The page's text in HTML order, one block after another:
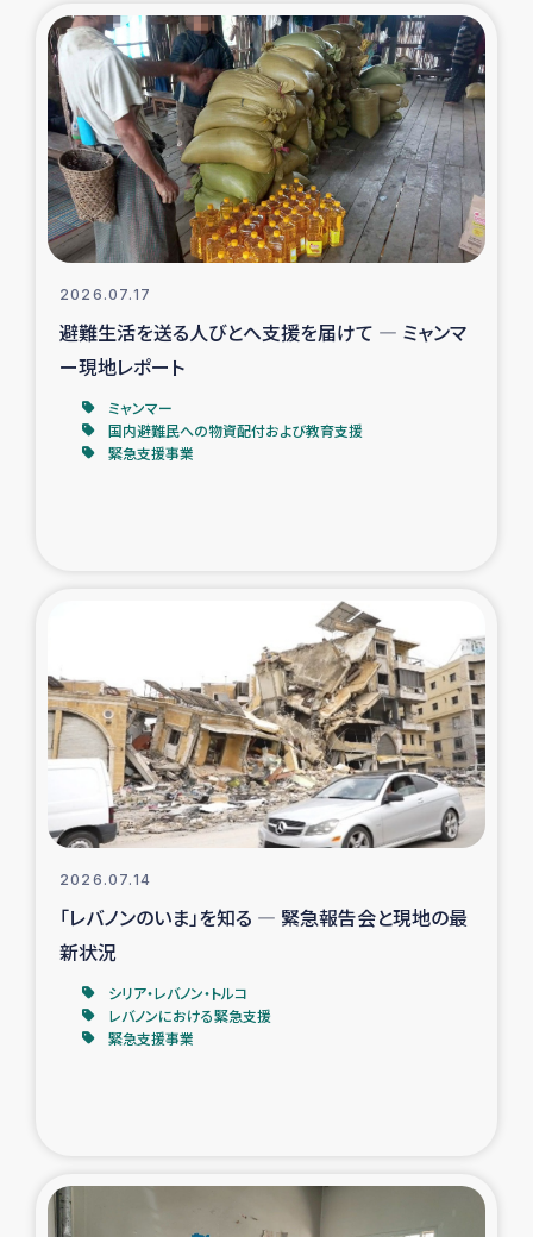
2026.07.17
避難生活を送る人びとへ支援を届けて ― ミャンマ
ー現地レポート
ミャンマー
国内避難民への物資配付および教育支援
緊急支援事業
2026.07.14
「レバノンのいま」を知る ― 緊急報告会と現地の最
新状況
シリア・レバノン・トルコ
レバノンにおける緊急支援
緊急支援事業